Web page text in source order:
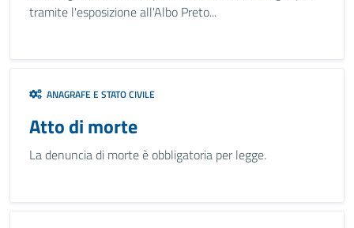
tramite l'esposizione all'Albo Preto...
ANAGRAFE E STATO CIVILE
Atto di morte
La denuncia di morte è obbligatoria per legge.